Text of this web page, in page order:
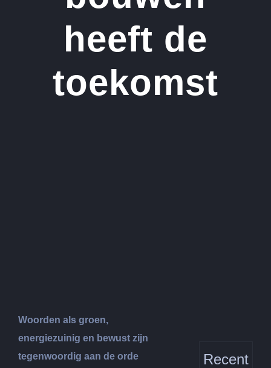
heeft de
toekomst
Woorden als groen,
energiezuinig en bewust zijn
tegenwoordig aan de orde
Recent